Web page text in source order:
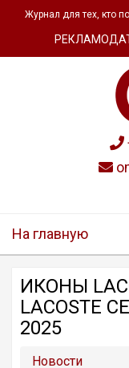
Журнал для тех, кто
На главную
ИКОНЫ
LACOSTE
2025
Новости